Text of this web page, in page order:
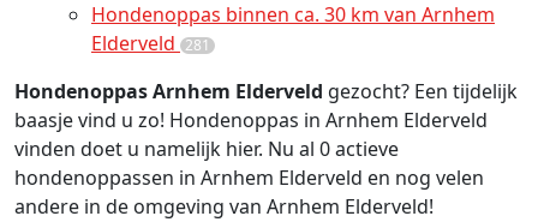
Hondenoppas binnen ca. 30 km van Arnhem
Elderveld 281
Hondenoppas Arnhem Elderveld gezocht? Een tijdelijk
baasje vind u zo! Hondenoppas in Arnhem Elderveld
vinden doet u namelijk hier. Nu al 0 actieve
hondenoppassen in Arnhem Elderveld en nog velen
andere in de omgeving van Arnhem Elderveld!